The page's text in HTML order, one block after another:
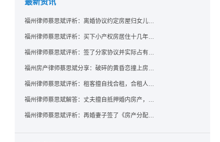
最新资讯
福州律师蔡思斌评析：离婚协议约定房屋归女儿所有，父亲去世后继母能否拒绝过户？
福州律师蔡思斌评析：买下小产权房居住十几年，卖家去世后其女儿竟起诉要求继承？
福州律师蔡思斌评析：签了分家协议并实际占有，房产就一定是囊中之物了吗？法院：只要未过户，共有权人反悔了就可撤销赠与！
福州房产律师蔡思斌分享：破碎的黄昏恋撞上房产证，给出的房子能要回吗？ 法院：参照适用《婚姻家庭编解释（二）》规定，支持恋爱中无重大过错给予方返还房屋的诉请
福州律师蔡思斌评析：租客擅自找合租，合租人在屋里自杀，房东能找租客索赔吗？
福州律师蔡思斌解答：丈夫擅自抵押婚内房产，配偶该如何维权？
福州律师蔡思斌评析：再婚妻子签了《房产分配协议》却拿不到房？福州中院：无所有权基础实为赠与，过户前可撤销！